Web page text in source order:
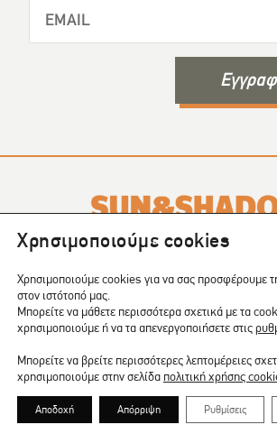
τεύχη το χρόνο.
COPYRIGHT © 2024 | CREATED BY:
Χρησιμοποιούμε cookies
Χρησιμοποιούμε cookies για να σας προσφέρουμε
στον ιστότοπό μας.
Μπορείτε να μάθετε περισσότερα σχετικά με τα
χρησιμοποιούμε ή να τα απενεργοποιήσετε στις
Μπορείτε να βρείτε περισσότερες λεπτομέρειες
χρησιμοποιούμε στην σελίδα πολιτική χρήσης
Αποδοχή Απόρριψη Ρυθμίσεις